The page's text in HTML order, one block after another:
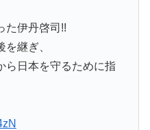
た伊丹啓司!!
継ぎ、
ら日本を守るために指